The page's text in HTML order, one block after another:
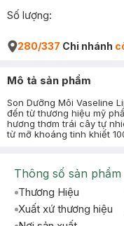
Số lượng:
280/337 Chi nhánh
Mô tả sản phẩm
Son Dưỡng Môi Vaseline
đến từ thương hiệu mỹ
hương thơm trái cây tự
từ mỡ khoáng tinh khiết
Thông số sản phẩm
Thương Hiệu
Xuất xứ thương hiệu